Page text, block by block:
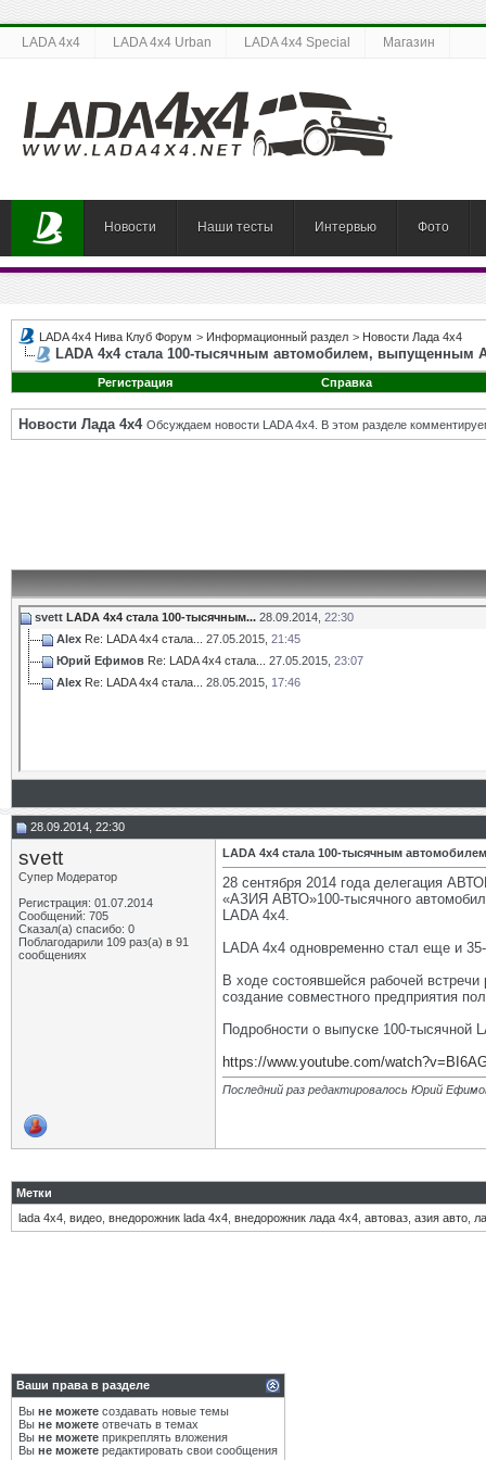
LADA 4x4 LADA 4x4 Urban LADA 4x4 Special Магазин
Новости Наши тесты Интервью Фото
LADA 4x4 Нива Клуб Форум > Информационный раздел > Новости Лада 4х4
LADA 4x4 стала 100-тысячным автомобилем, выпущенным
Регистрация Справка
Новости Лада 4х4 Обсуждаем новости LADA 4x4. В этом разделе
svett LADA 4x4 стала 100-тысячным... 28.09.2014, 22:30
Alex Re: LADA 4x4 стала... 27.05.2015, 21:45
Юрий Ефимов Re: LADA 4x4 стала... 27.05.2015, 23:07
Alex Re: LADA 4x4 стала... 28.05.2015, 17:46
28.09.2014, 22:30
svett
Супер Модератор
Регистрация: 01.07.2014
Сообщений: 705
Сказал(а) спасибо: 0
Поблагодарили 109 раз(а) в 91
сообщениях
LADA 4x4 стала 100-тысячным
28 сентября 2014 года делегация
«АЗИЯ АВТО»100-тысячного
LADA 4x4.
LADA 4x4 одновременно стал еще и
В ходе состоявшейся рабочей
создание совместного предприятия
Подробности о выпуске 100-
https://www.youtube.com/
Последний раз редактировалось Юрий
Метки
lada 4x4 видео внедорожник lada 4x4 внедорожник лада 4х4 автоваз азия авто
Ваши права в разделе
Вы не можете создавать новые темы
Вы не можете отвечать в темах
Вы не можете прикреплять вложения
Вы не можете редактировать свои сообщения